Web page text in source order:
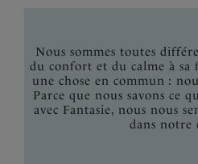
Nous sommes toutes
du confort et du calme à sa
une chose en commun :
Parce que nous savons ce
avec Fantasie, nous nous
dans notre